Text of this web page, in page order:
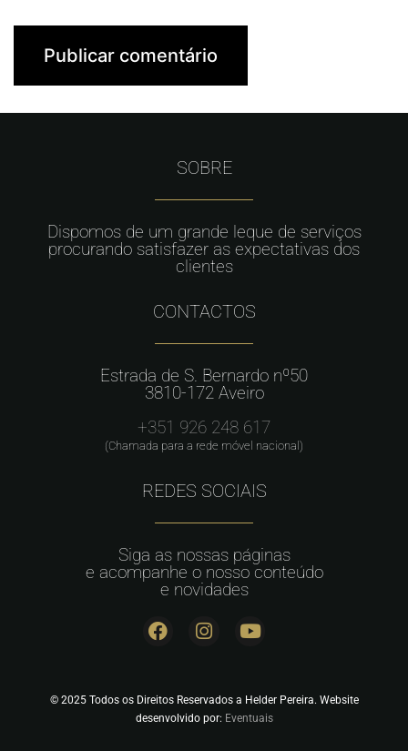
SOBRE
Dispomos de um grande leque de serviços
procurando satisfazer as expectativas dos
clientes
CONTACTOS
Estrada de S. Bernardo nº50
3810-172 Aveiro
+351 926 248 617
(Chamada para a rede móvel nacional)
REDES SOCIAIS
Siga as nossas páginas
e acompanhe o nosso conteúdo
e novidades
© 2025 Todos os Direitos Reservados a Helder Pereira. Website
desenvolvido por: Eventuais